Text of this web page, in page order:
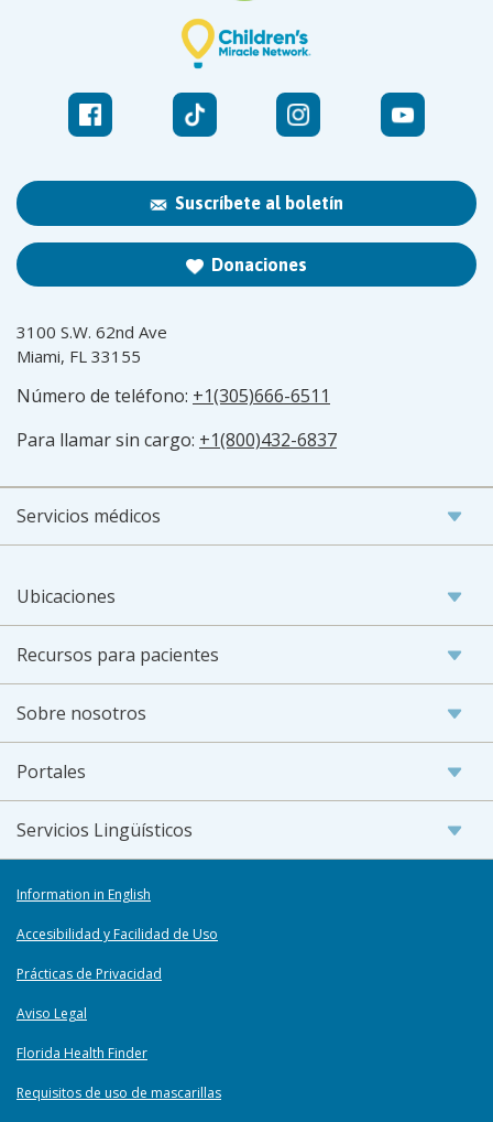
Suscríbete al boletín
Donaciones
3100 S.W. 62nd Ave
Miami, FL 33155
Número de teléfono: +1(305)666-6511
Para llamar sin cargo: +1(800)432-6837
Servicios médicos
Ubicaciones
Recursos para pacientes
Sobre nosotros
Portales
Servicios Lingüísticos
Information in English
Accesibilidad y Facilidad de Uso
Prácticas de Privacidad
Aviso Legal
Florida Health Finder
Requisitos de uso de mascarillas